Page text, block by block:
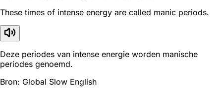
These times of intense energy are called manic periods.
Deze periodes van intense energie worden manische
periodes genoemd.
Bron: Global Slow English